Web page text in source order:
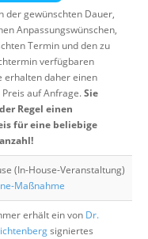
der gewünschten Dauer,
Anpassungswünschen,
Termin und den zu
verfügbaren
erhalten daher einen
auf Anfrage.Sie
Regel einen
für eine beliebige
(In-House-Veranstaltung)
Maßnahme
erhält ein von Dr.
signiertes